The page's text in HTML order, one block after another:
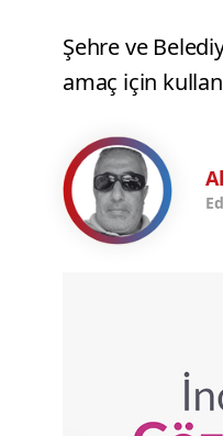
Şehre ve
amaç için